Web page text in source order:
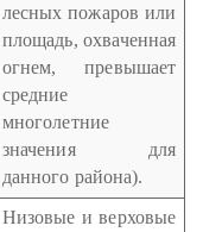
лесных пожаров или
площадь, охваченная
огнем, превышает
средние
многолетние
значения для
данного района).
Низовые и верховые